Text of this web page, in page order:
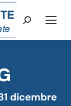
Cerca:
dicembre